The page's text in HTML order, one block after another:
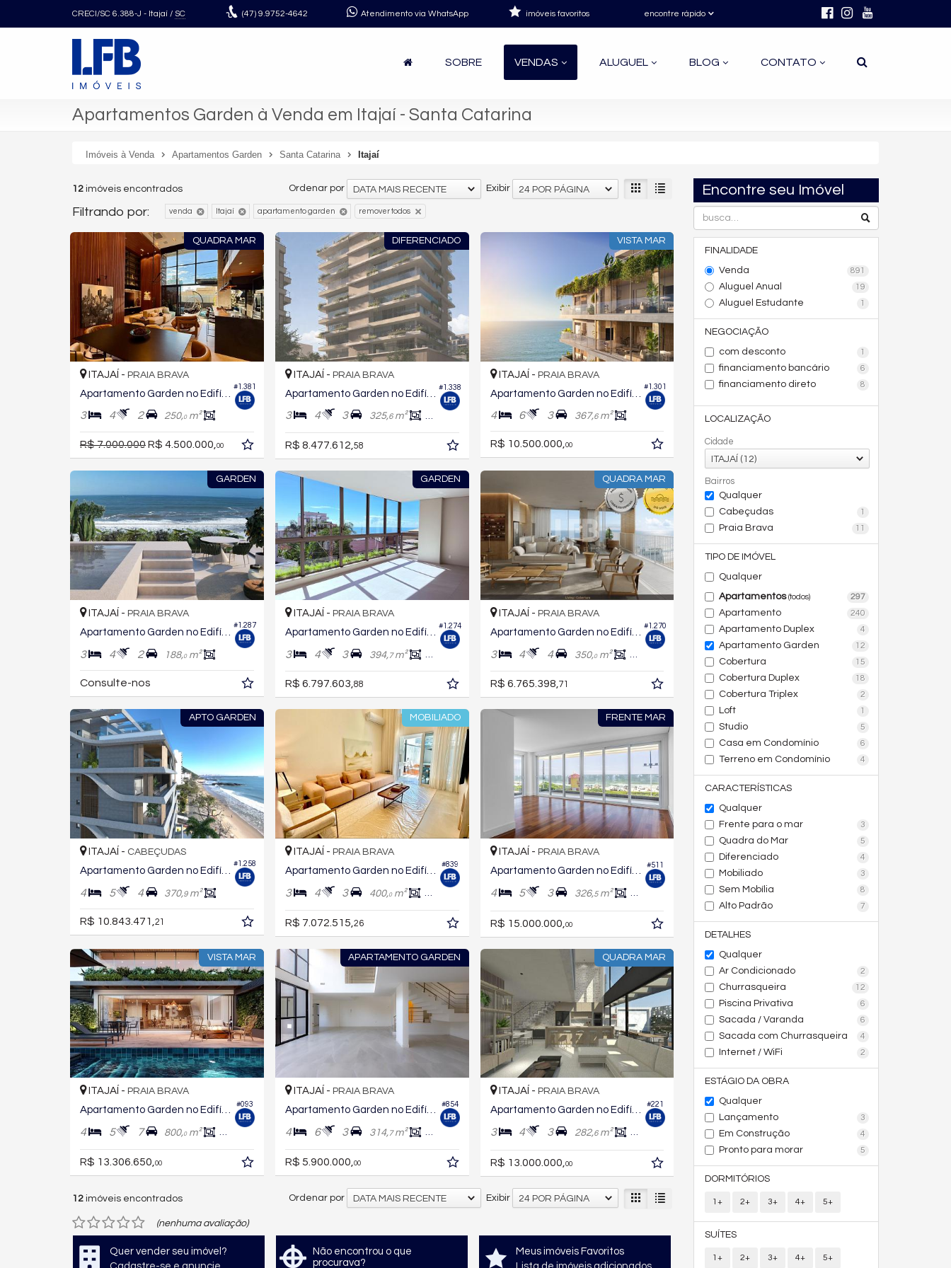
CRECI/SC 6.388-J - Itajaí / SC (47) 9.9752-4642 Atendimento via WhatsApp encontre rápido
imóveis favoritos
SOBRE VENDAS ALUGUEL BLOG CONTATO
Apartamentos Garden à Venda em Itajaí - Santa Catarina
Imóveis à Venda Apartamentos Garden Santa Catarina Itajaí
Encontre seu Imóvel
FINALIDADE
Venda
891
Aluguel Anual 19
Aluguel Estudante 1
NEGOCIAÇÃO
com desconto
1
financiamento bancário 6
financiamento direto 8
LOCALIZAÇÃO
Cidade
ITAJAÍ (12)
Bairros
Qualquer
Cabeçudas
1
Praia Brava 11
TIPO DE IMÓVEL
Qualquer
Apartamentos(todos) 297
Apartamento 240
Apartamento Duplex 4
Apartamento Garden 12
Cobertura 15
Cobertura Duplex 18
Cobertura Triplex 2
Loft 1
Studio 5
Casa em Condomínio 6
Terreno em Condomínio 4
CARACTERÍSTICAS
Qualquer
Frente para o mar
3
Quadra do Mar 5
Diferenciado 4
Mobiliado 3
Sem Mobília 8
Alto Padrão 7
DETALHES
Qualquer
Ar Condicionado
2
Churrasqueira 12
Piscina Privativa 6
Sacada / Varanda 6
Sacada com Churrasqueira 4
Internet / WiFi 2
ESTÁGIO DA OBRA
Qualquer
Lançamento
3
Em Construção 4
Pronto para morar 5
DORMITÓRIOS
1+ 2+ 3+ 4+ 5+
SUÍTES
1+ 2+ 3+ 4+ 5+
12 imóveis encontrados Exibir 24 POR PÁGINA
Ordenar por DATA MAIS RECENTE
Filtrando por: venda Itajaí apartamento garden remover todos
QUADRA MAR
#1.381
ITAJAÍ - PRAIA BRAVA
3 4 2 250,0m²
R$ 7.000.000R$ 4.500.000, 00
DIFERENCIADO
#1.338
ITAJAÍ - PRAIA BRAVA
Apartamento Garden no Edifício Aura Living Home
3 4 3 325,6m² 213,
R$ 8.477.612, 58
VISTA MAR
#1.301
ITAJAÍ - PRAIA BRAVA
Apartamento Garden no Edifício Brava Concetto
4 6 3 367,6m²
R$ 10.500.000, 00
GARDEN
#1.287
ITAJAÍ - PRAIA BRAVA
Apartamento Garden no Edifício Jade Ocean
3 4 2 188,0m²
Consulte-nos
GARDEN
#1.274
ITAJAÍ - PRAIA BRAVA
Apartamento Garden no Edifício In Exclusive Home
3 4 3 394,7m² 276,
R$ 6.797.603,88
QUADRA MAR
#1.270
ITAJAÍ - PRAIA BRAVA
Apartamento Garden no Edifício Malbec Malbec
3 4 4 350,0m² 240,
R$ 6.765.398,71
APTO GARDEN
#1.258
ITAJAÍ - CABEÇUDAS
Apartamento Garden no Edifício Splendido Blue Diamond
4 5 4 370,9m²
R$ 10.843.471, 21
MOBILIADO
#839
ITAJAÍ - PRAIA BRAVA
Apartamento Garden no Edifício Le Blanc Residence
3 4 3 400,0m² 299,
R$ 7.072.515, 26
FRENTE MAR
#511
ITAJAÍ - PRAIA BRAVA
Apartamento Garden no Edifício Bay House
4 5 3 326,5m² 226,
R$ 15.000.000, 00
VISTA MAR
#093
ITAJAÍ - PRAIA BRAVA
Apartamento Garden no Edifício Horizon
4 5 7 800,0m² 466,
R$ 13.306.650, 00
APARTAMENTO GARDEN
#854
ITAJAÍ - PRAIA BRAVA
Apartamento Garden no Edifício Brava Garden Residence
4 6 3 314,7m² 229,
R$ 5.900.000, 00
QUADRA MAR
#221
ITAJAÍ - PRAIA BRAVA
Apartamento Garden no Edifício Sunrise Praia Brava
3 4 3 282,6m² 229,
R$ 13.000.000, 00
12 imóveis encontrados Exibir 24 POR PÁGINA
Ordenar por DATA MAIS RECENTE
(nenhuma avaliação)
Quer vender seu imóvel?
Não encontrou o que
procurava?
Meus imóveis Favoritos